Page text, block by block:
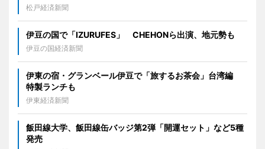
松戸経済新聞
伊豆の国で「IZURUFES」 CHEHONら出演、地元勢も
伊豆の国経済新聞
伊東の宿・グランベール伊豆で「旅するお茶会」台湾編
特製ランチも
伊東経済新聞
飯田線大学、飯田線缶バッジ第2弾「開運セット」など5種
発売